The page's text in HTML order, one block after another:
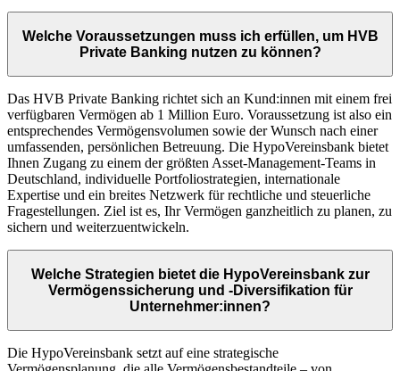
Welche Voraussetzungen muss ich erfüllen, um HVB
Private Banking nutzen zu können?
Das HVB Private Banking richtet sich an Kund:innen mit einem frei
verfügbaren Vermögen ab 1 Million Euro. Voraussetzung ist also ein
entsprechendes Vermögensvolumen sowie der Wunsch nach einer
umfassenden, persönlichen Betreuung. Die HypoVereinsbank bietet
Ihnen Zugang zu einem der größten Asset-Management-Teams in
Deutschland, individuelle Portfoliostrategien, internationale
Expertise und ein breites Netzwerk für rechtliche und steuerliche
Fragestellungen. Ziel ist es, Ihr Vermögen ganzheitlich zu planen, zu
sichern und weiterzuentwickeln.
Welche Strategien bietet die HypoVereinsbank zur
Vermögenssicherung und -Diversifikation für
Unternehmer:innen?
Die HypoVereinsbank setzt auf eine strategische